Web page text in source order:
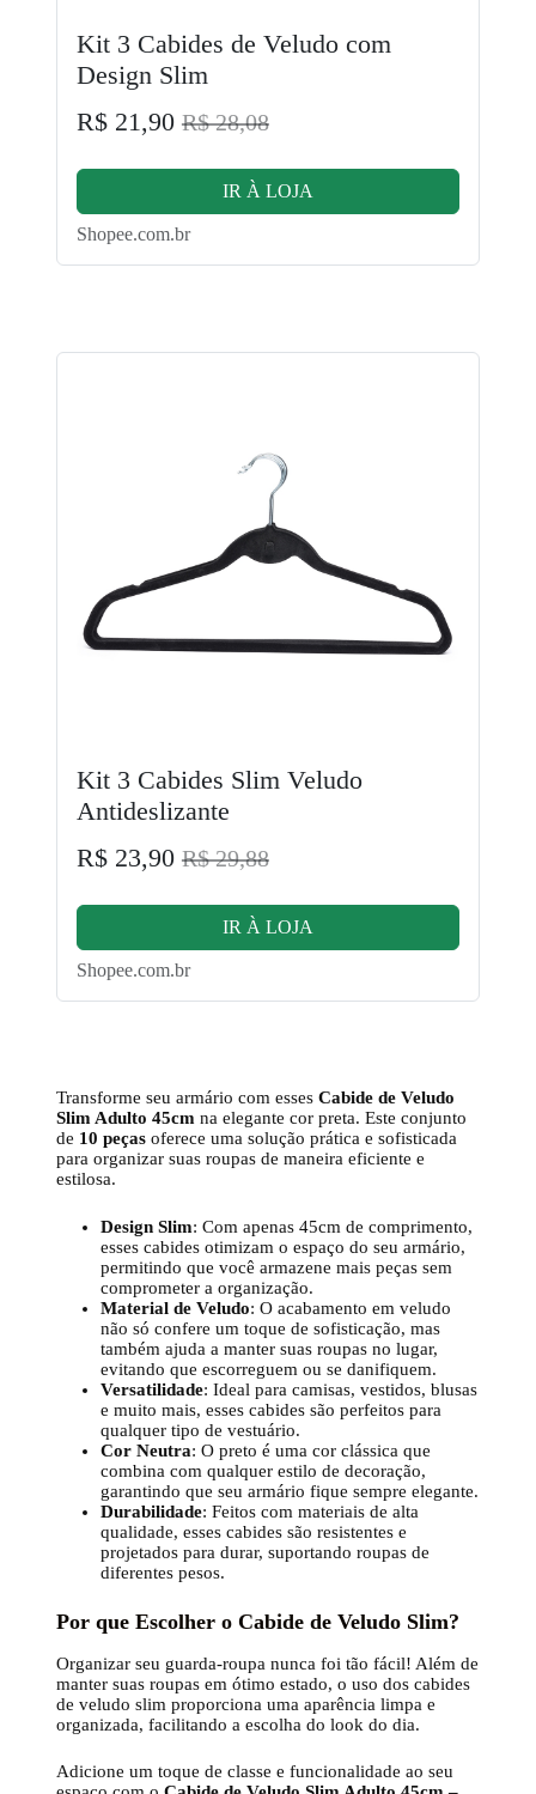
Kit 3 Cabides de Veludo com
Design Slim
R$ 21,90 R$ 28,08
IR À LOJA
Shopee.com.br
Kit 3 Cabides Slim Veludo
Antideslizante
R$ 23,90 R$ 29,88
IR À LOJA
Shopee.com.br
Transforme seu armário com esses Cabide de Veludo
Slim Adulto 45cmna elegante cor preta. Este conjunto
de 10 peçasoferece uma solução prática e sofisticada
para organizar suas roupas de maneira eficiente e
estilosa.
Design Slim: Com apenas 45cm de comprimento,
esses cabides otimizam o espaço do seu armário,
permitindo que você armazene mais peças sem
comprometer a organização.
Material de Veludo: O acabamento em veludo
não só confere um toque de sofisticação, mas
também ajuda a manter suas roupas no lugar,
evitando que escorreguem ou se danifiquem.
Versatilidade: Ideal para camisas, vestidos, blusas
e muito mais, esses cabides são perfeitos para
qualquer tipo de vestuário.
Cor Neutra: O preto é uma cor clássica que
combina com qualquer estilo de decoração,
garantindo que seu armário fique sempre elegante.
Durabilidade: Feitos com materiais de alta
qualidade, esses cabides são resistentes e
projetados para durar, suportando roupas de
diferentes pesos.
Por que Escolher o Cabide de Veludo Slim?
Organizar seu guarda-roupa nunca foi tão fácil! Além de
manter suas roupas em ótimo estado, o uso dos cabides
de veludo slim proporciona uma aparência limpa e
organizada, facilitando a escolha do look do dia.
Adicione um toque de classe e funcionalidade ao seu